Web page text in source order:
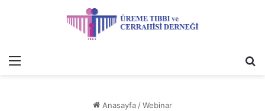
Menü
Anasayfa/Webinar